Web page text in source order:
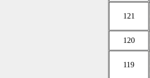
121
120
119